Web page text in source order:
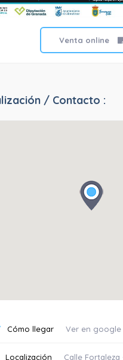
Venta online
/ Contacto :
Cómo llegar Ver en google
Localización Calle Fortaleza